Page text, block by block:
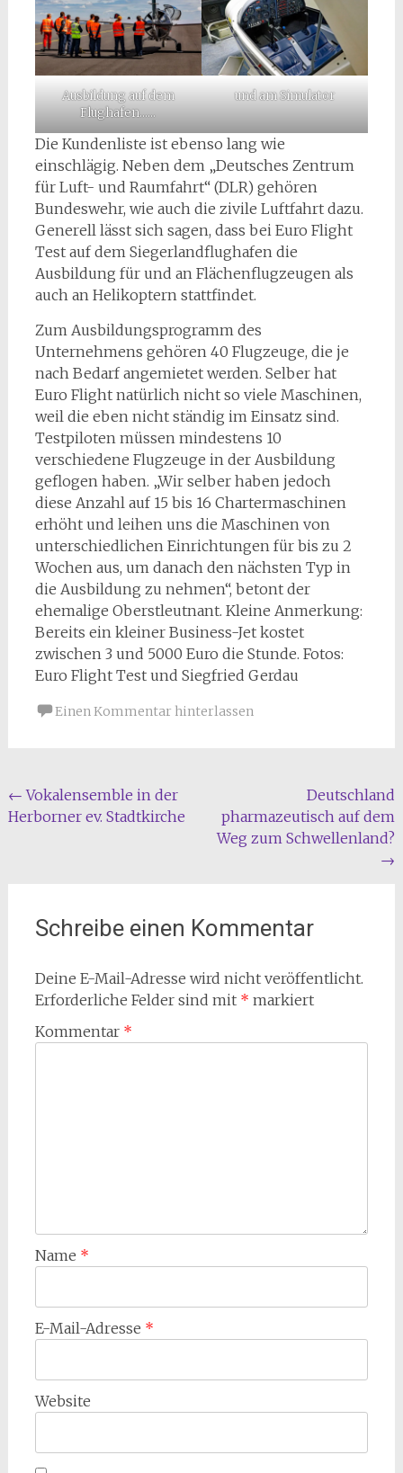
Ausbildung auf dem
Flughafen……
und am Simulator
Die Kundenliste ist ebenso lang wie
einschlägig. Neben dem „Deutsches Zentrum
für Luft- und Raumfahrt“ (DLR) gehören
Bundeswehr, wie auch die zivile Luftfahrt dazu.
Generell lässt sich sagen, dass bei Euro Flight
Test auf dem Siegerlandflughafen die
Ausbildung für und an Flächenflugzeugen als
auch an Helikoptern stattfindet.
Zum Ausbildungsprogramm des
Unternehmens gehören 40 Flugzeuge, die je
nach Bedarf angemietet werden. Selber hat
Euro Flight natürlich nicht so viele Maschinen,
weil die eben nicht ständig im Einsatz sind.
Testpiloten müssen mindestens 10
verschiedene Flugzeuge in der Ausbildung
geflogen haben. „Wir selber haben jedoch
diese Anzahl auf 15 bis 16 Chartermaschinen
erhöht und leihen uns die Maschinen von
unterschiedlichen Einrichtungen für bis zu 2
Wochen aus, um danach den nächsten Typ in
die Ausbildung zu nehmen“, betont der
ehemalige Oberstleutnant. Kleine Anmerkung:
Bereits ein kleiner Business-Jet kostet
zwischen 3 und 5000 Euro die Stunde. Fotos:
Euro Flight Test und Siegfried Gerdau
Einen Kommentar hinterlassen
Beitragsnavigation
← Vokalensemble in der
Herborner ev. Stadtkirche
Deutschland
pharmazeutisch auf dem
Weg zum Schwellenland?
→
Schreibe einen Kommentar
Deine E-Mail-Adresse wird nicht veröffentlicht.
Erforderliche Felder sind mit * markiert
Kommentar *
Name *
E-Mail-Adresse *
Website